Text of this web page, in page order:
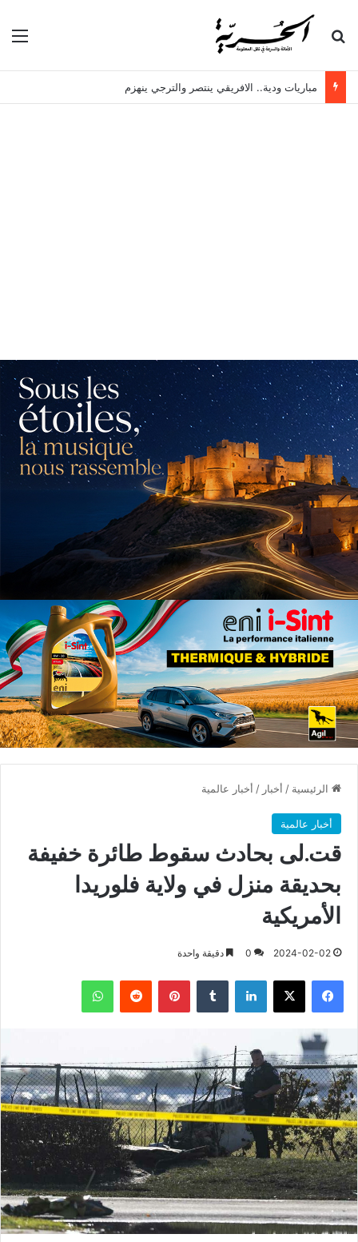
بحث عن
مباريات ودية.. الافريقي ينتصر والترجي ينهزم
الرئيسية / أخبار / أخبار عالمية
أخبار عالمية
قت.لى بحادث سقوط طائرة خفيفة
بحديقة منزل في ولاية فلوريدا
الأمريكية
2024-02-02
0 دقيقة واحدة
فيسبوك X لينكدإن بينتيريست واتساب